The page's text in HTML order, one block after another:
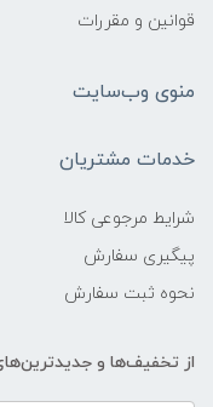
قوانین و مقررات
منوی وب‌سایت
خدمات مشتریان
شرایط مرجوعی کالا
پیگیری سفارش
نحوه ثبت سفارش
از تخفیف‌ها و